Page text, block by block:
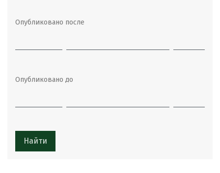
Опубликовано после
Опубликовано до
Найти